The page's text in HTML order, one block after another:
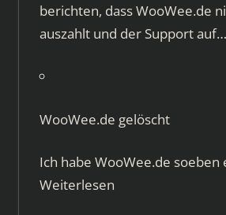
berichten, dass WooWee.de
auszahlt und der Support auf…
WooWee.de gelöscht
Ich habe WooWee.de
Weiterlesen